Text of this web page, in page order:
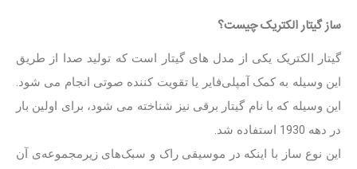
ساز گیتار الکتریک چیست؟
گیتار الکتریک یکی از مدل های گیتار است که تولید صدا از طریق
این وسیله به کمک آمپلی‌فایر یا تقویت کننده صوتی انجام می شود.
این وسیله که با نام گیتار برقی نیز شناخته می شود، برای اولین بار
در دهه 1930 استفاده شد.
این نوع ساز با اینکه در موسیقی راک و سبک‌های زیرمجموعه‌ی آن